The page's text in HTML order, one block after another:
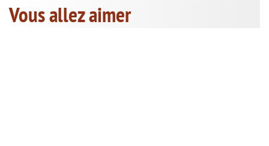
Vous allez aimer